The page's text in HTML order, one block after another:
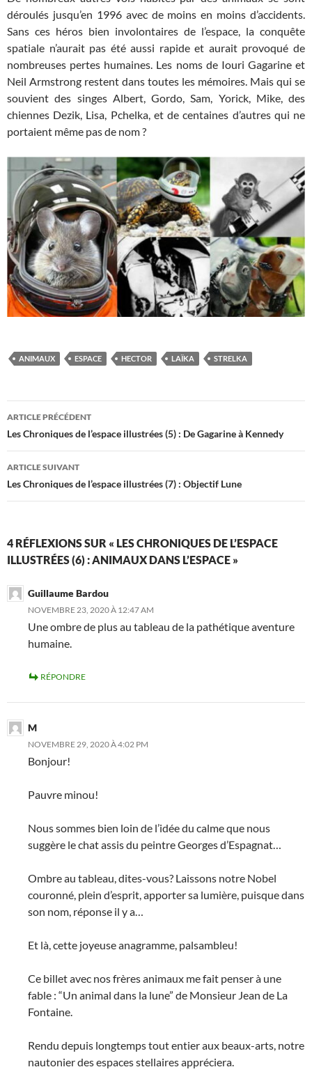
déroulés jusqu’en 1996 avec de moins en moins d’accidents.
Sans ces héros bien involontaires de l’espace, la conquête
spatiale n’aurait pas été aussi rapide et aurait provoqué de
nombreuses pertes humaines. Les noms de Iouri Gagarine et
Neil Armstrong restent dans toutes les mémoires. Mais qui se
souvient des singes Albert, Gordo, Sam, Yorick, Mike, des
chiennes Dezik, Lisa, Pchelka, et de centaines d’autres qui ne
portaient même pas de nom ?
ANIMAUX ESPACE HECTOR LAÏKA STRELKA
Navigation
des
articles
ARTICLE PRÉCÉDENT
Les Chroniques de l’espace illustrées (5) : De Gagarine à Kennedy
ARTICLE SUIVANT
Les Chroniques de l’espace illustrées (7) : Objectif Lune
4 RÉFLEXIONS SUR « LES CHRONIQUES DE L’ESPACE
ILLUSTRÉES (6) : ANIMAUX DANS L’ESPACE »
Guillaume Bardou
NOVEMBRE 23, 2020 À 12:47 AM
Une ombre de plus au tableau de la pathétique aventure
humaine.
RÉPONDRE
M
NOVEMBRE 29, 2020 À 4:02 PM
Bonjour!
Pauvre minou!
Nous sommes bien loin de l’idée du calme que nous
suggère le chat assis du peintre Georges d’Espagnat…
Ombre au tableau, dites-vous? Laissons notre Nobel
couronné, plein d’esprit, apporter sa lumière, puisque dans
son nom, réponse il y a…
Et là, cette joyeuse anagramme, palsambleu!
Ce billet avec nos frères animaux me fait penser à une
fable : “Un animal dans la lune” de Monsieur Jean de La
Fontaine.
Rendu depuis longtemps tout entier aux beaux-arts, notre
nautonier des espaces stellaires appréciera.